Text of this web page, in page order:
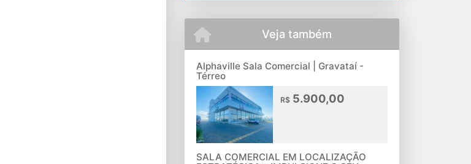
Veja também
Alphaville Sala Comercial | Gravataí -
Térreo
R$5.900,00
SALA COMERCIAL EM LOCALIZAÇÃO